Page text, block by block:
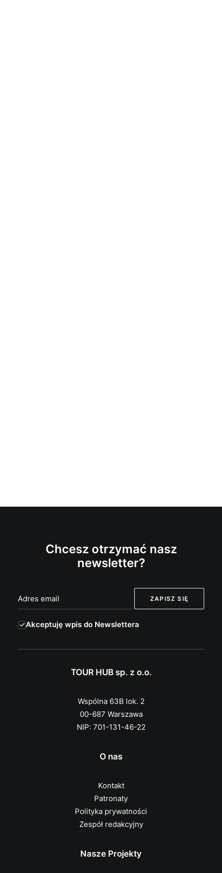
Chcesz otrzymać nasz
newsletter?
Akceptuję wpis do Newslettera
TOUR HUB sp. z o.o.
Wspólna 63B lok. 2
00-687 Warszawa
NIP: 701-131-46-22
O nas
Kontakt
Patronaty
Polityka prywatności
Zespół redakcyjny
Nasze Projekty